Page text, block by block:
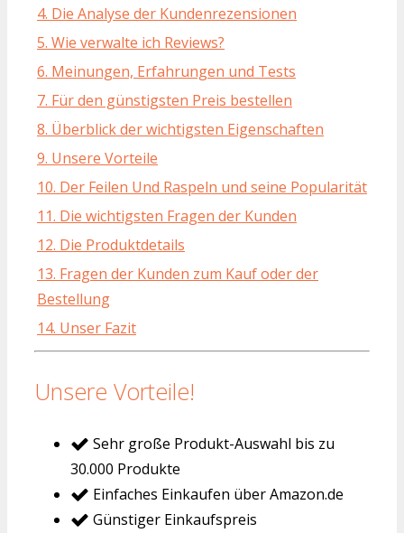
4. Die Analyse der Kundenrezensionen
5. Wie verwalte ich Reviews?
6. Meinungen, Erfahrungen und Tests
7. Für den günstigsten Preis bestellen
8. Überblick der wichtigsten Eigenschaften
9. Unsere Vorteile
10. Der Feilen Und Raspeln und seine Popularität
11. Die wichtigsten Fragen der Kunden
12. Die Produktdetails
13. Fragen der Kunden zum Kauf oder der
Bestellung
14. Unser Fazit
Unsere Vorteile!
Sehr große Produkt-Auswahl bis zu
30.000 Produkte
Einfaches Einkaufen über Amazon.de
Günstiger Einkaufspreis